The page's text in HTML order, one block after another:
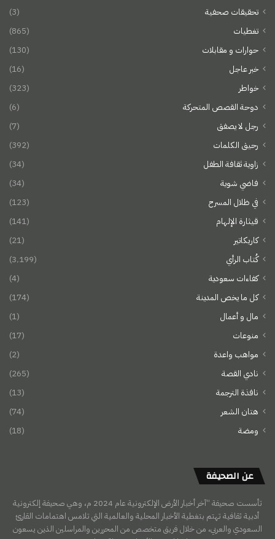
تحقيقات صحفية
(3)
تغطيات
(865)
حوارات و مقابلات
(130)
خبر عاجل
(16)
خواطر
(323)
دوحة القصص المتحركة
(6)
رجل لا يصفق
(7)
رحيق الكلمات
(392)
زاوية ثقافة الطفل
(34)
فاضي شوية
(34)
في ظلال المسرح
(123)
قيثارة الإلهام
(141)
كاريكاتير
(21)
كُتاب الرأي
(3٬199)
كفاءات سعودية
(4)
كل ما يخص المدينة
(174)
مال و أعمال
(1)
منوعات
(17)
مواهب واعدة
(2)
نادي القصة
(265)
نافذة الترجمة
(13)
هتان الشعر
(74)
ومضة
(18)
عن الصحيفة
تأسست صحيفة “آخر أخبار الأرض الإلكترونية عام 2024 م، وهي صحيفة إلكترونية
أدبية ثقافية تهتم بتغطية الأخبار المحلية والعالمية التي تلامس اهتمامات القارئ
السعودي والعربي، من خلال فريق متخصص من المحررين والمراسلين الذين يسعون